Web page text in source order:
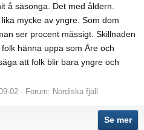
å säsonga. Det med åldern.
mycke av yngre. Som dom
ser procent mässigt. Skillnaden
hänna uppa som Åre och
att folk blir bara yngre och
02 Forum: Nordiska fjäll
Se mer